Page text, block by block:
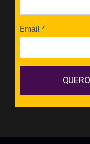
Email *